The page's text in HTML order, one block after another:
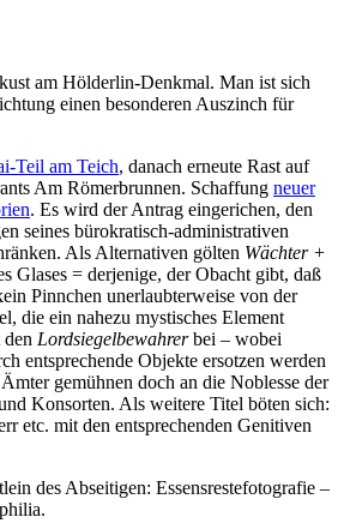
am Hölderlin-Denkmal. Man ist sich
einen besonderen Auszinch für
Teil am Teich, danach erneute Rast auf
Am Römerbrunnen. Schaffung neuer
. Es wird der Antrag eingerichen, den
seines bürokratisch-administrativen
Als Alternativen gölten Wächter +
Glases = derjenige, der Obacht gibt, daß
Pinnchen unerlaubterweise von der
die ein nahezu mystisches Element
Lordsiegelbewahrerbei – wobei
entsprechende Objekte ersotzen werden
gemühnen doch an die Noblesse der
Konsorten. Als weitere Titel böten sich:
etc. mit den entsprechenden Genitiven
des Abseitigen: Essensrestefotografie –